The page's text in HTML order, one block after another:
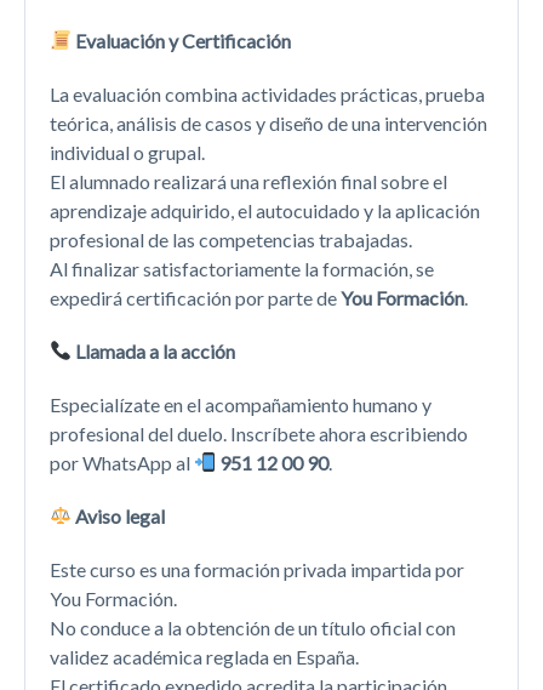
Evaluación y Certificación
La evaluación combina actividades prácticas, prueba
teórica, análisis de casos y diseño de una intervención
individual o grupal.
El alumnado realizará una reflexión final sobre el
aprendizaje adquirido, el autocuidado y la aplicación
profesional de las competencias trabajadas.
Al finalizar satisfactoriamente la formación, se
expedirá certificación por parte deYou Formación
Llamada a la acción
Especialízate en el acompañamiento humano y
profesional del duelo. Inscríbete ahora escribiendo
por WhatsApp al
951 12 00 90.
Aviso legal
Este curso es una formación privada impartida por
You Formación.
No conduce a la obtención de un título oficial con
validez académica reglada en España.
El certificado expedido acredita la participación,